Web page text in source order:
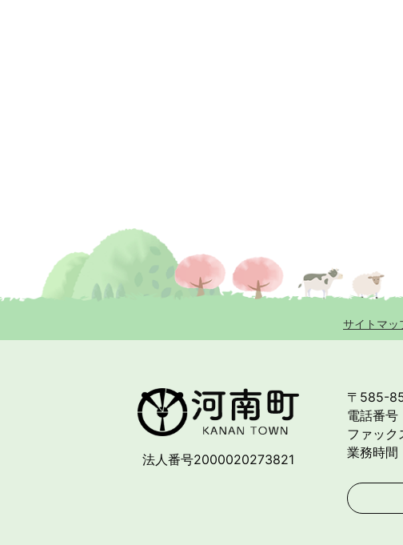
サイトマッ
法人番号2000020273821
〒585-
電話番号
ファッ
業務時間